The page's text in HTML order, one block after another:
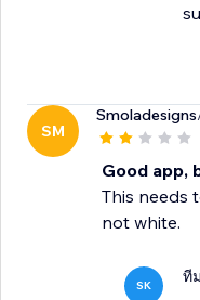
SM
Smoladesigns
Good app,
This needs
not white.
SK ที